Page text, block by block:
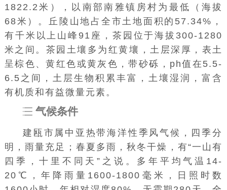
1822.2米），以南部南雅镇房村为最低（海拔
68米）。丘陵山地占全市土地面积的57.34%，
有千米以上山峰91座，茶园位于海拔300-1280
米之间。茶园土壤多为红黄壤，土层深厚，表土
呈棕色、黄红色或黄灰色，带砂砾，ph值在5.5-
6.5之间，土层生物积累丰富，土壤湿润，富含
有机质和有益微量元素。
气候条件
建瓯市属中亚热带海洋性季风气候，四季分
明，雨量充足；春夏多雨，秋冬干燥，有“一山有
四季，十里不同天”之说。多年平均气温14-
20℃，年降雨量1600-1800毫米，日照时数